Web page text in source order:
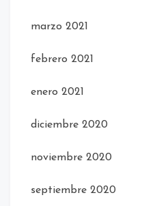
marzo 2021
febrero 2021
enero 2021
diciembre 2020
noviembre 2020
septiembre 2020